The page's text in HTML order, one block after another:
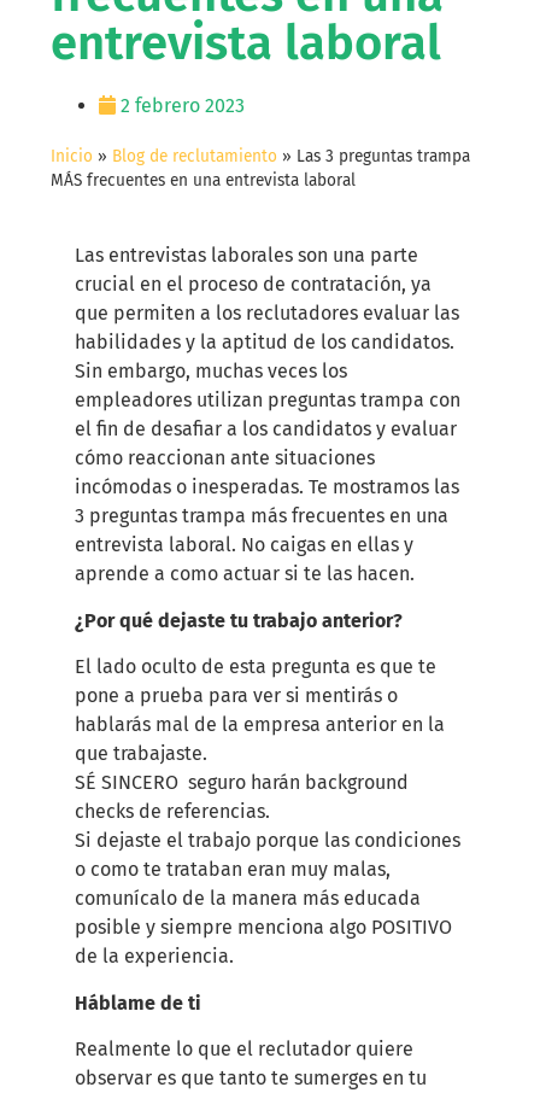
entrevista laboral
2 febrero 2023
Inicio » Blog de reclutamiento » Las 3 preguntas trampa
MÁS frecuentes en una entrevista laboral
Las entrevistas laborales son una parte
crucial en el proceso de contratación, ya
que permiten a los reclutadores evaluar las
habilidades y la aptitud de los candidatos.
Sin embargo, muchas veces los
empleadores utilizan preguntas trampa con
el fin de desafiar a los candidatos y evaluar
cómo reaccionan ante situaciones
incómodas o inesperadas. Te mostramos las
3 preguntas trampa más frecuentes en una
entrevista laboral. No caigas en ellas y
aprende a como actuar si te las hacen.
¿Por qué dejaste tu trabajo anterior?
El lado oculto de esta pregunta es que te
pone a prueba para ver si mentirás o
hablarás mal de la empresa anterior en la
que trabajaste.
SÉ SINCERO seguro harán background
checks de referencias.
Si dejaste el trabajo porque las condiciones
o como te trataban eran muy malas,
comunícalo de la manera más educada
posible y siempre menciona algo POSITIVO
de la experiencia.
Háblame de ti
Realmente lo que el reclutador quiere
observar es que tanto te sumerges en tu